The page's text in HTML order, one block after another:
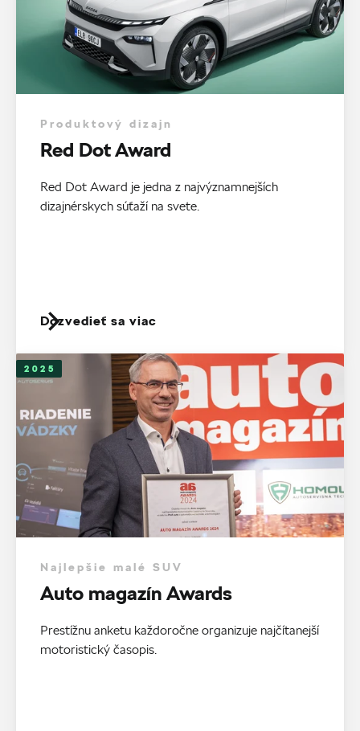
Produktový dizajn
Red Dot Award
Red Dot Award je jedna z najvýznamnejších
dizajnérskych súťaží na svete.
Dozvedieť sa viac
2025
Najlepšie malé SUV
Auto magazín Awards
Prestížnu anketu každoročne organizuje najčítanejší
motoristický časopis.